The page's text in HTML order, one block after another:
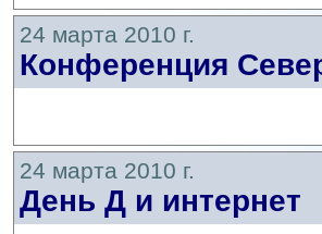
24 марта 2010 г.
Конференция
24 марта 2010 г.
День Д и интернет